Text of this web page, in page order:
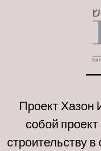
Проект Хазон
собой
строительству